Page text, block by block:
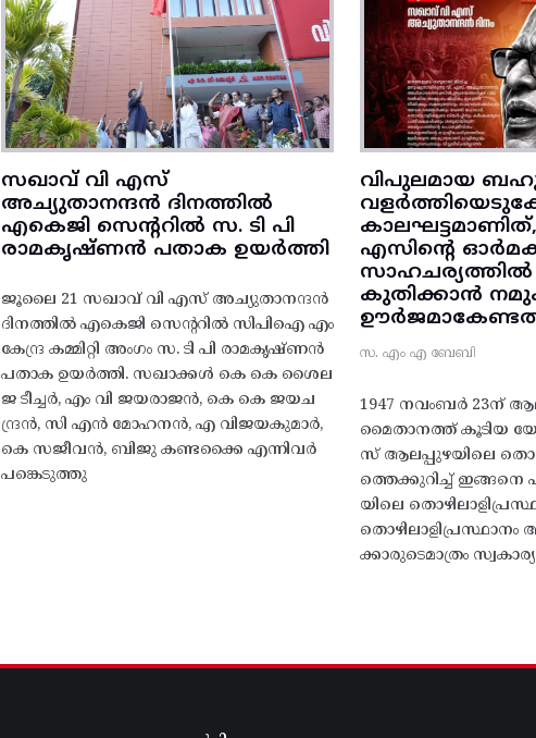
സഖാവ് വി എസ്
അച്യുതാനന്ദൻ ദിനത്തിൽ
എകെജി സെന്ററിൽ സ. ടി പി
രാമകൃഷ്‌ണൻ പതാക ഉയർത്തി
ജൂലൈ 21 സഖാവ് വി എസ് അച്യുതാനന്ദൻ
ദിനത്തിൽ എകെജി സെന്ററിൽ സിപിഐ എം
കേന്ദ്ര കമ്മിറ്റി അംഗം സ. ടി പി രാമകൃഷ്‌ണൻ
പതാക ഉയർത്തി. സഖാക്കൾ കെ കെ ശൈല
ജ ടീച്ചർ, എം വി ജയരാജൻ, കെ കെ ജയച
ന്ദ്രൻ, സി എൻ മോഹനൻ, എ വിജയകുമാർ,
കെ സജീവൻ, ബിജു കണ്ടക്കൈ എന്നിവർ
പങ്കെടുത്തു
വിപുലമായ
എസിന്റെ
സാഹചര്യത്തിൽ
കുതിക്കാൻ
സ. എം എ ബേബി
1947 നവംബർ 23ന്
മൈതാനത്ത്‌ കൂടിയ
സ് ആലപ്പുഴയിലെ
ത്തെക്കുറിച്ച്
യിലെ
തൊഴിലാളിപ്രസ്ഥാനം
ക്കാരുടെമാത്രം